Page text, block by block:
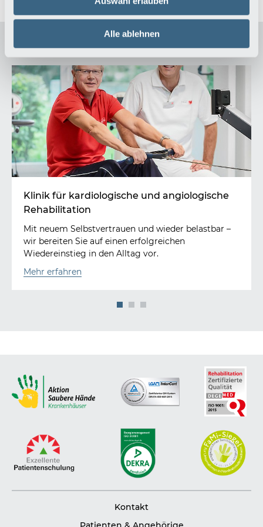
Alle ablehnen
Auch interessant für Sie:
Klinik für kardiologische und angiologische
Rehabilitation
Mit neuem Selbstvertrauen und wieder belastbar –
wir bereiten Sie auf einen erfolgreichen
Wiedereinstieg in den Alltag vor.
Mehr erfahren
Kontakt